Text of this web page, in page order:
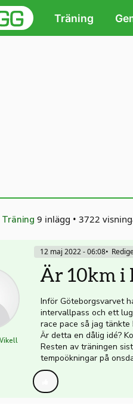
Träning
Träning 9 inlägg • 3722
12 maj 2022 - 06:08
Är 10km i
Inför Göteborgsvarvet
intervallpass och ett
race pace så jag tänkte
Är detta en dålig idé?
Resten av träningen
tempoökningar på